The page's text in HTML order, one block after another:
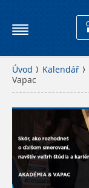
Úvod Kalendář
Vapac